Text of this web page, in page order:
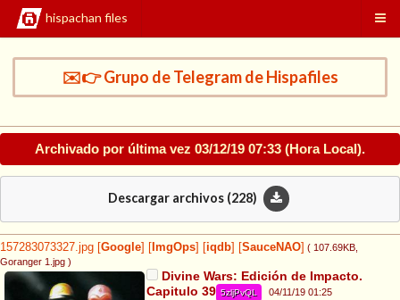
hispachan files
✉️👉 Grupo de Telegram de Hispafiles
Archivado por última vez 03/12/19 07:33 (Hora Local).
Descargar archivos (228)
157283073327.jpg Google ImgOps iqdb SauceNAO ( 107.69KB
Goranger 1.jpg )
Divine Wars: Edición de Impacto.
Capitulo 39 5zljPvQL 04/11/19 01:25